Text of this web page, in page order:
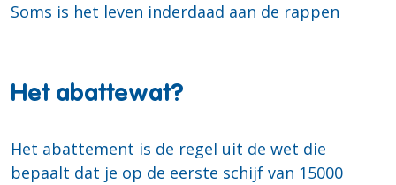
Soms is het leven inderdaad aan de rappen
Het abattewat?
Het abattement is de regel uit de wet die
bepaalt dat je op de eerste schijf van 15000